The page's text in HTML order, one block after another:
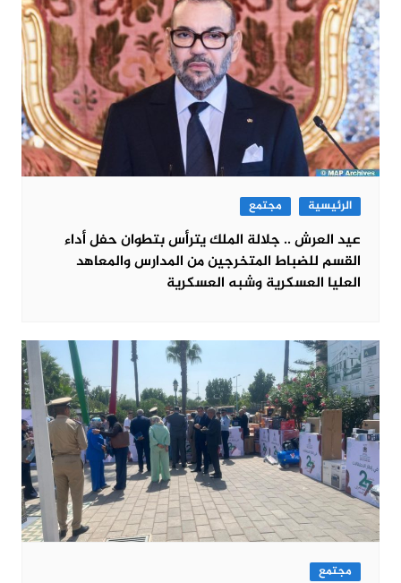
الرئيسية مجتمع
عيد العرش .. جلالة الملك يترأس بتطوان حفل أداء
القسم للضباط المتخرجين من المدارس والمعاهد
العليا العسكرية وشبه العسكرية
مجتمع